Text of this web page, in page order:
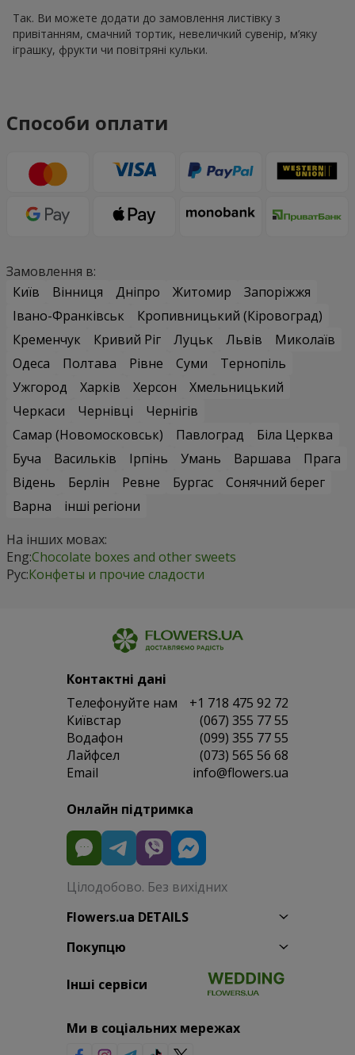
Так. Ви можете додати до замовлення листівку з
привітанням, смачний тортик, невеличкий сувенір, м’яку
іграшку, фрукти чи повітряні кульки.
Способи оплати
Замовлення в:
Київ
Вінниця Дніпро Житомир
Запоріжжя
Івано-Франківськ
Кропивницький (Кіровоград)
Кременчук
Кривий Ріг Луцьк Львів
Миколаїв
Одеса
Полтава Рівне Суми
Тернопіль
Ужгород
Харків Херсон
Хмельницький
Черкаси
Чернівці
Чернігів
Самар (Новомосковськ)
Павлоград
Біла Церква
Буча
Васильків Ірпінь Умань Варшава
Прага
Відень
Берлін Ревне Бургас
Сонячний берег
Варна
інші регіони
На інших мовах:
Eng:Chocolate boxes and other sweets
Рус:Конфеты и прочие сладости
Контактні дані
Телефонуйте нам
+1 718 475 92 72
Київстар
(067) 355 77 55
Водафон
(099) 355 77 55
Лайфсел
(073) 565 56 68
Email
info@flowers.ua
Онлайн підтримка
Цілодобово. Без вихідних
Flowers.ua DETAILS
Покупцю
Інші сервіси
Ми в соціальних мережах